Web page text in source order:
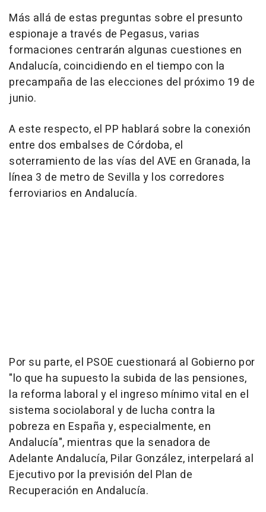
Más allá de estas preguntas sobre el presunto
espionaje a través de Pegasus, varias
formaciones centrarán algunas cuestiones en
Andalucía, coincidiendo en el tiempo con la
precampaña de las elecciones del próximo 19 de
junio.
A este respecto, el PP hablará sobre la conexión
entre dos embalses de Córdoba, el
soterramiento de las vías del AVE en Granada, la
línea 3 de metro de Sevilla y los corredores
ferroviarios en Andalucía.
Por su parte, el PSOE cuestionará al Gobierno por
"lo que ha supuesto la subida de las pensiones,
la reforma laboral y el ingreso mínimo vital en el
sistema sociolaboral y de lucha contra la
pobreza en España y, especialmente, en
Andalucía", mientras que la senadora de
Adelante Andalucía, Pilar González, interpelará al
Ejecutivo por la previsión del Plan de
Recuperación en Andalucía.